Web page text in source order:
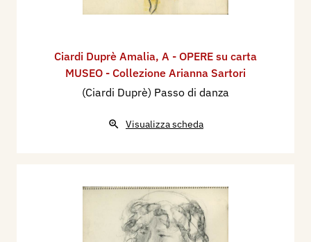
Ciardi Duprè Amalia, A - OPERE su carta
MUSEO - Collezione Arianna Sartori
(Ciardi Duprè) Passo di danza
Visualizza scheda